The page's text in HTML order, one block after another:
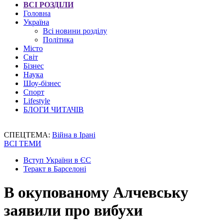
ВСІ РОЗДІЛИ
Головна
Україна
Всі новини розділу
Політика
Місто
Світ
Бізнес
Наука
Шоу-бізнес
Спорт
Lifestyle
БЛОГИ ЧИТАЧІВ
СПЕЦТЕМА: Війна в Ірані
ВСІ ТЕМИ
Вступ України в ЄС
Теракт в Барселоні
В окупованому Алчевську
заявили про вибухи